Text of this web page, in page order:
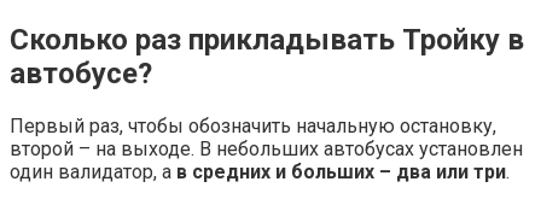
Сколько раз прикладывать Тройку в
автобусе?
Первый раз, чтобы обозначить начальную остановку,
второй – на выходе. В небольших автобусах установлен
один валидатор, а в средних и больших – два или три.